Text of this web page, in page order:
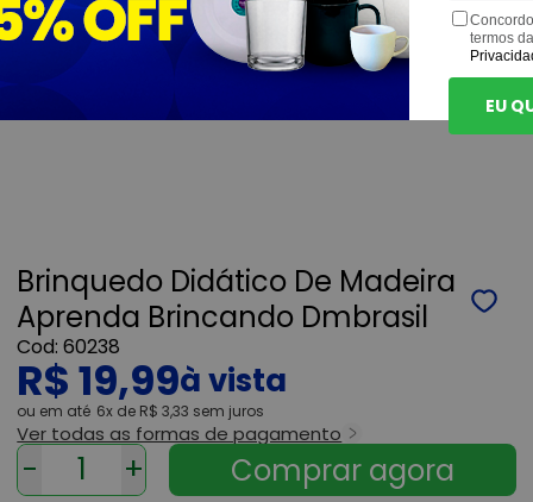
Brinquedo Didático De Madeira
Aprenda Brincando Dmbrasil
60238
R$ 19,99
ou 6x de R$ 3,33 sem juros
Ver todas as formas de pagamento
- +
termos
EU